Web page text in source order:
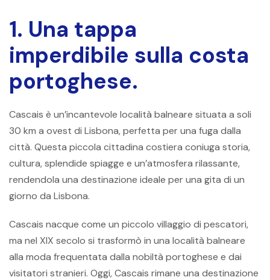
1. Una tappa
imperdibile sulla costa
portoghese.
Cascais è un’incantevole località balneare situata a soli
30 km a ovest di Lisbona, perfetta per una fuga dalla
città. Questa piccola cittadina costiera coniuga storia,
cultura, splendide spiagge e un’atmosfera rilassante,
rendendola una destinazione ideale per una gita di un
giorno da Lisbona.
Cascais nacque come un piccolo villaggio di pescatori,
ma nel XIX secolo si trasformò in una località balneare
alla moda frequentata dalla nobiltà portoghese e dai
visitatori stranieri. Oggi, Cascais rimane una destinazione